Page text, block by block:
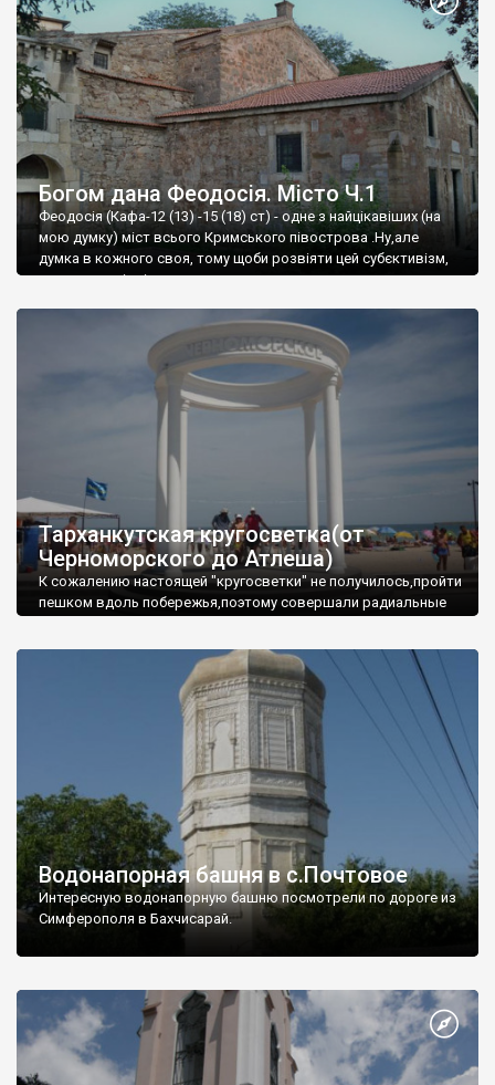
Богом дана Феодосія. Місто Ч.1
Феодосія (Кафа-12 (13) -15 (18) ст) - одне з найцікавіших (на
мою думку) міст всього Кримського півострова .Ну,але
думка в кожного своя, тому щоби розвіяти цей субєктивізм,
запрошую відвідати це
Тарханкутская кругосветка(от
Черноморского до Атлеша)
К сожалению настоящей "кругосветки" не получилось,пройти
пешком вдоль побережья,поэтому совершали радиальные
Водонапорная башня в с.Почтовое
Интересную водонапорную башню посмотрели по дороге из
Симферополя в Бахчисарай.